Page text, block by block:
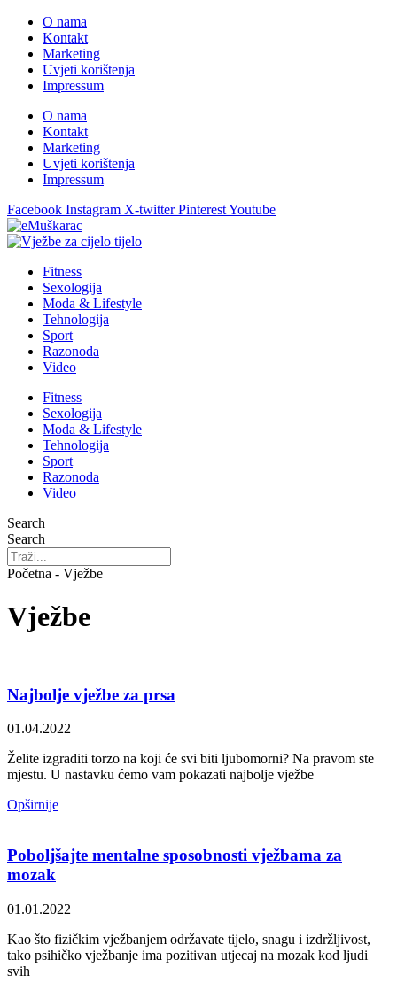
O nama
Kontakt
Marketing
Uvjeti korištenja
Impressum
O nama
Kontakt
Marketing
Uvjeti korištenja
Impressum
Facebook Instagram X-twitter PinterestYoutube
Fitness
Sexologija
Moda & Lifestyle
Tehnologija
Sport
Razonoda
Video
Fitness
Sexologija
Moda & Lifestyle
Tehnologija
Sport
Razonoda
Video
Search
Search
Početna - Vježbe
Vježbe
Najbolje vježbe za prsa
01.04.2022
Želite izgraditi torzo na koji će svi biti ljubomorni? Na pravom ste
mjestu. U nastavku ćemo vam pokazati najbolje vježbe
Opširnije
Poboljšajte mentalne sposobnosti vježbama za
mozak
01.01.2022
Kao što fizičkim vježbanjem održavate tijelo, snagu i izdržljivost,
tako psihičko vježbanje ima pozitivan utjecaj na mozak kod ljudi
svih